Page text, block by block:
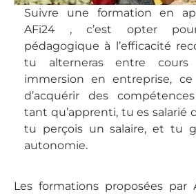
Suivre une formation en
AFi24 , c’est opter
pédagogique à l’efficacité
tu alterneras entre cours
immersion en entreprise,
d’acquérir des
tant qu’apprenti, tu es salarié
tu perçois un salaire, et tu
autonomie.
Les formations proposées par